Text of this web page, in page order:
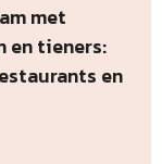
met
en tieners:
en